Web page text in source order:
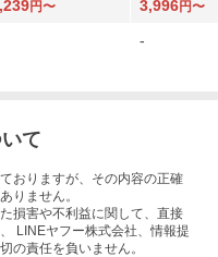
ンパック 500g×1
円〜 3,996円〜
-
て
おりますが、その内容の正確
りません。
損害や不利益に関して、直接
LINEヤフー株式会社、情報提
の責任を負いません。